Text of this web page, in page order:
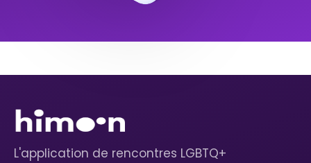
L'application de rencontres LGBTQ+